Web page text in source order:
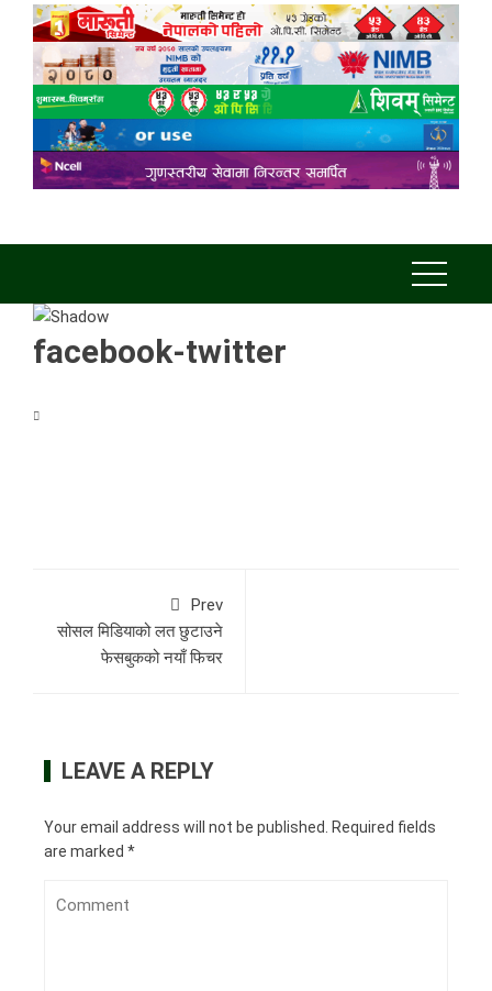
facebook-twitter
Prev
सोसल मिडियाको लत छुटाउने
फेसबुकको नयाँ फिचर
LEAVE A REPLY
Your email address will not be published. Required fields
are marked *